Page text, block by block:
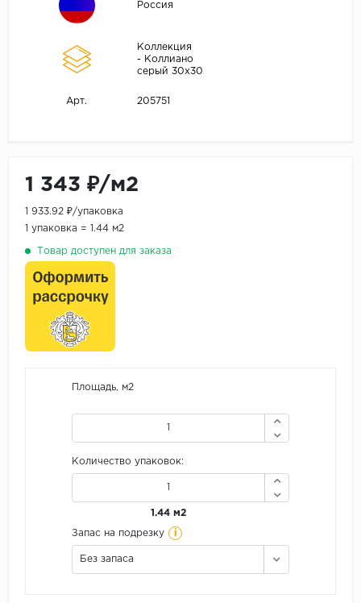
Россия
Коллекция
- Коллиано
серый 30х30
Арт. 205751
1 343 ₽/м2
1 933.92 ₽/упаковка
1 упаковка = 1.44 м2
Товар доступен для заказа
Площадь, м2
Количество упаковок:
1.44 м2
Запас на подрезку i
Без запаса